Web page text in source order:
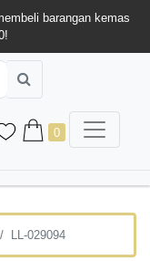
barangan kemas
0
LL-029094